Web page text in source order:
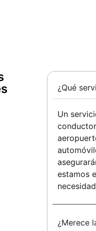
¿Qué
Un
estamos
¿Merece